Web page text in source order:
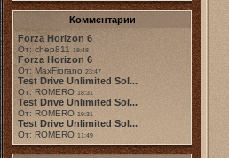
Комментарии
Forza Horizon 6
От: chep811 19:48
Forza Horizon 6
От: MaxFiorano 23:47
Test Drive Unlimited Sol...
От: ROMERO 18:31
Test Drive Unlimited Sol...
От: ROMERO 19:31
Test Drive Unlimited Sol...
От: ROMERO 11:49